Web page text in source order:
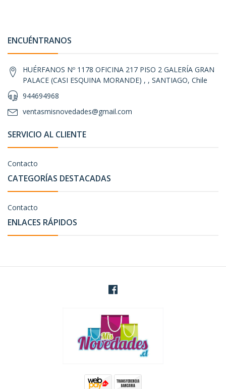
ENCUÉNTRANOS
HUÉRFANOS Nº 1178 OFICINA 217 PISO 2 GALERÍA GRAN
PALACE (CASI ESQUINA MORANDE) , , SANTIAGO, Chile
944694968
ventasmisnovedades@gmail.com
SERVICIO AL CLIENTE
Contacto
CATEGORÍAS DESTACADAS
Contacto
ENLACES RÁPIDOS